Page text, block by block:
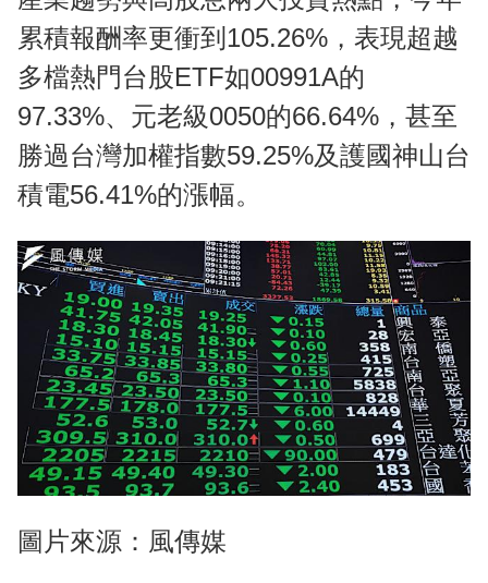
累積報酬率更衝到105.26%，表現超越
多檔熱門台股ETF如00991A的
97.33%、元老級0050的66.64%，甚至
勝過台灣加權指數59.25%及護國神山台
積電56.41%的漲幅。
圖片來源：風傳媒